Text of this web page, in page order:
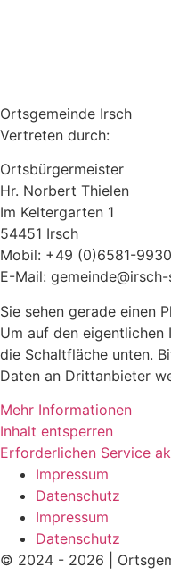
Ortsgemeinde Irsch
Vertreten durch:
Ortsbürgermeister
Hr. Norbert Thielen
Im Keltergarten 1
54451 Irsch
Mobil: +49 (0)6581-
E-Mail:
Sie sehen gerade einen
Um auf den
die Schaltfläche unten.
Daten an Drittanbieter
Mehr Informationen
Inhalt entsperren
Erforderlichen Service
Impressum
Datenschutz
Impressum
Datenschutz
© 2024 - 2026 |